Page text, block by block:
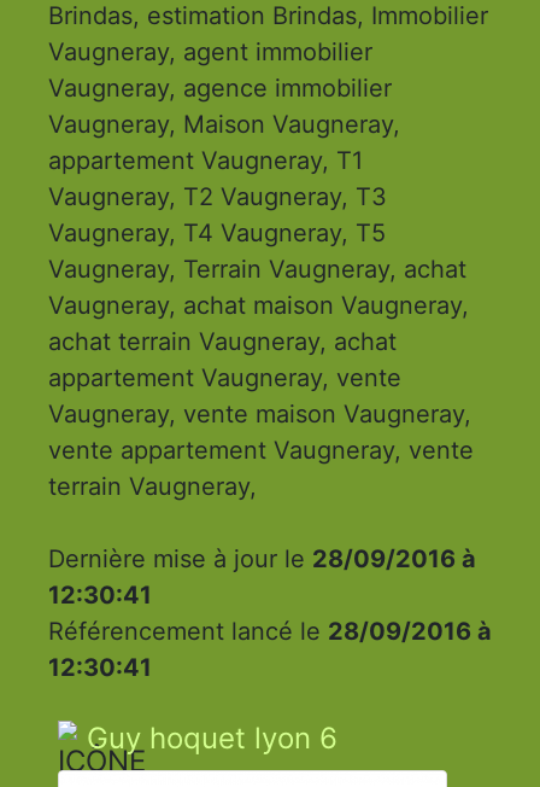
Brindas, estimation Brindas, Immobilier
Vaugneray, agent immobilier
Vaugneray, agence immobilier
Vaugneray, Maison Vaugneray,
appartement Vaugneray, T1
Vaugneray, T2 Vaugneray, T3
Vaugneray, T4 Vaugneray, T5
Vaugneray, Terrain Vaugneray, achat
Vaugneray, achat maison Vaugneray,
achat terrain Vaugneray, achat
appartement Vaugneray, vente
Vaugneray, vente maison Vaugneray,
vente appartement Vaugneray, vente
terrain Vaugneray,
Dernière mise à jour le 28/09/2016 à
12:30:41
Référencement lancé le 28/09/2016 à
12:30:41
Guy hoquet lyon 6